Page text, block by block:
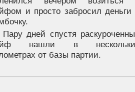
и просто забросил деньги
Пару дней спустя
нашли в
от базы партии.